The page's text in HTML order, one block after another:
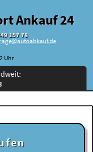
Ankauf 24
157 78
Uhr